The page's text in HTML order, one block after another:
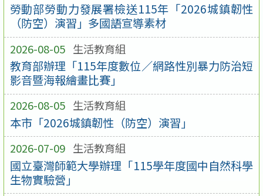
勞動部勞動力發展署檢送115年「2026城鎮韌性
（防空）演習」多國語宣導素材
2026-08-05 生活教育組
教育部辦理「115年度數位／網路性別暴力防治短
影音暨海報繪畫比賽」
2026-08-05 生活教育組
本市「2026城鎮韌性（防空）演習」
2026-07-09 生活教育組
國立臺灣師範大學辦理「115學年度國中自然科學
生物實驗營」